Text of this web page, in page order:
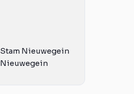
Stam Nieuwegein
Nieuwegein